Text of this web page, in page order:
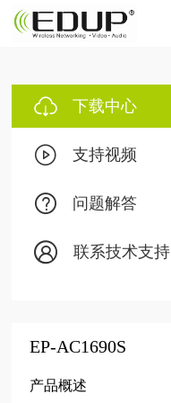
下载中心
支持视频
问题解答
联系技术支持
EP-AC1690S
产品概述